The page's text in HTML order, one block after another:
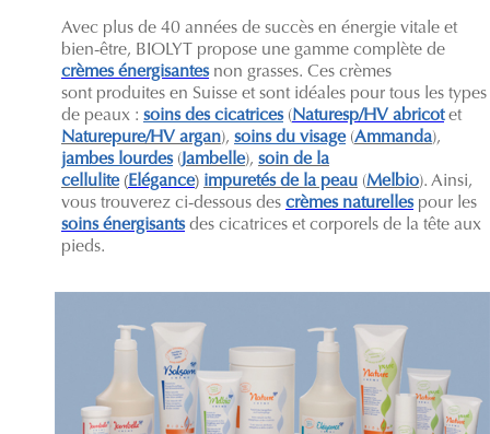
Avec plus de 40 années de succès en énergie vitale et
bien-être, BIOLYT propose une gamme complète de
crèmes énergisantesnon grasses. Ces crèmes
sont produites en Suisse et sont idéales pour tous les types
de peaux : soins des cicatrices(Naturesp/HV abricotet
Naturepure/HV argan), soins du visage(Ammanda),
jambes lourdes(Jambelle), soin de la
cellulite(Elégance) impuretés de la peau (Melbio). Ainsi,
vous trouverez ci-dessous des crèmes naturelles pour les
soins énergisantsdes cicatrices et corporels de la tête aux
pieds.